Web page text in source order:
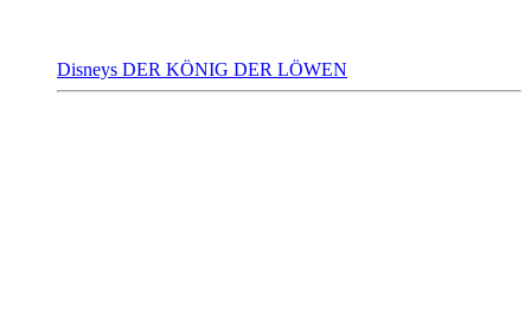
Disneys DER KÖNIG DER LÖWEN